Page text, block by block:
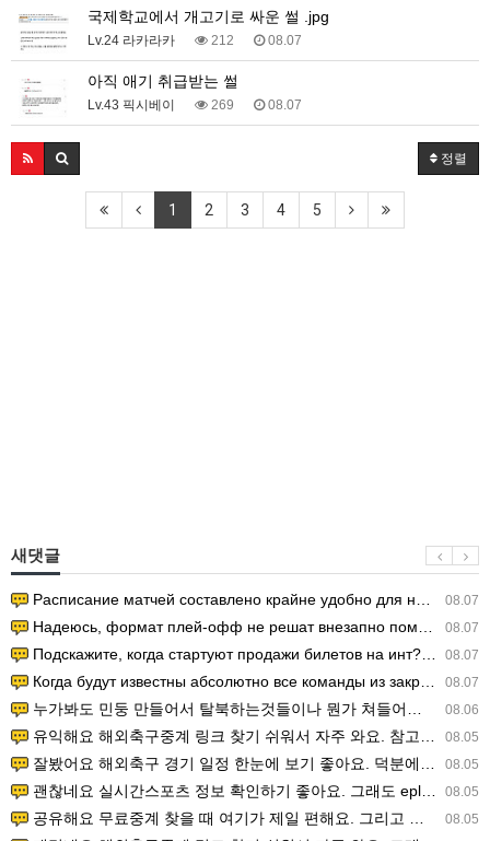
국제학교에서 개고기로 싸운 썰 .jpg
Lv.24 라카라카 212 08.07
아직 애기 취급받는 썰
Lv.43 픽시베이 269 08.07
정렬
1 2 3 4 5
새댓글
08.07
Расписание матчей составлено крайне удобно для нашего часово…
08.07
Надеюсь, формат плей-офф не решат внезапно поменять. https:/…
08.07
Подскажите, когда стартуют продажи билетов на инт? https://g…
08.07
Когда будут известны абсолютно все команды из закрытых квали…
08.06
누가봐도 민둥 만들어서 탈북하는것들이나 뭔가 쳐들어오는 낌새를 미리 알아차리기 위함이지 저걸 전쟁준비라고 하…
08.05
유익해요 해외축구중계 링크 찾기 쉬워서 자주 와요. 참고로 무료스포츠중계 정보 확인할 때 출처 꼭 체크해요.…
08.05
잘봤어요 해외축구 경기 일정 한눈에 보기 좋아요. 덕분에 epl중계 볼 때 공식 중계 채널 먼저 찾아봐요. …
08.05
괜찮네요 실시간스포츠 정보 확인하기 좋아요. 그래도 epl중계 볼 때 공식 중계 채널 먼저 찾아봐요. 북마크…
08.05
공유해요 무료중계 찾을 때 여기가 제일 편해요. 그리고 무료스포츠중계 정보 확인할 때 출처 꼭 체크해요. 앞…